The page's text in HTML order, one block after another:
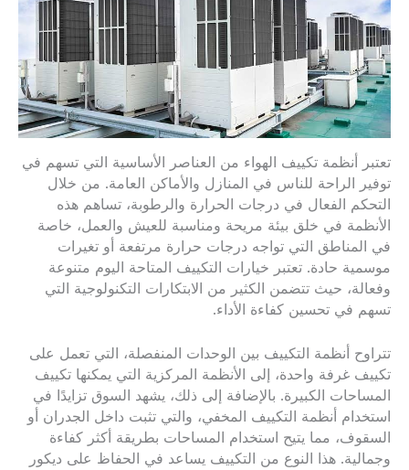
تعتبر أنظمة تكييف الهواء من العناصر الأساسية التي تسهم في
توفير الراحة للناس في المنازل والأماكن العامة. من خلال
التحكم الفعال في درجات الحرارة والرطوبة، تساهم هذه
الأنظمة في خلق بيئة مريحة ومناسبة للعيش والعمل، خاصة
في المناطق التي تواجه درجات حرارة مرتفعة أو تغيرات
موسمية حادة. تعتبر خيارات التكييف المتاحة اليوم متنوعة
وفعالة، حيث تتضمن الكثير من الابتكارات التكنولوجية التي
تسهم في تحسين كفاءة الأداء.
تتراوح أنظمة التكييف بين الوحدات المنفصلة، التي تعمل على
تكييف غرفة واحدة، إلى الأنظمة المركزية التي يمكنها تكييف
المساحات الكبيرة. بالإضافة إلى ذلك، يشهد السوق تزايدًا في
استخدام أنظمة التكييف المخفي، والتي تثبت داخل الجدران أو
السقوف، مما يتيح استخدام المساحات بطريقة أكثر كفاءة
وجمالية. هذا النوع من التكييف يساعد في الحفاظ على ديكور